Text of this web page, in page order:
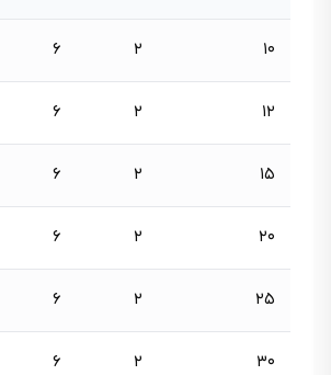
۱۰ ۲ ۶
۱۲ ۲ ۶
۱۵ ۲ ۶
۲۰ ۲ ۶
۲۵ ۲ ۶
۳۰ ۲ ۶